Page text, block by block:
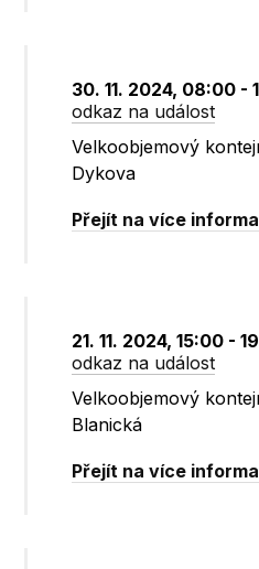
30. 11. 2024, 08:00 -
odkaz na událost
Velkoobjemový
Dykova
Přejít na více
21. 11. 2024, 15:00 -
odkaz na událost
Velkoobjemový
Blanická
Přejít na více